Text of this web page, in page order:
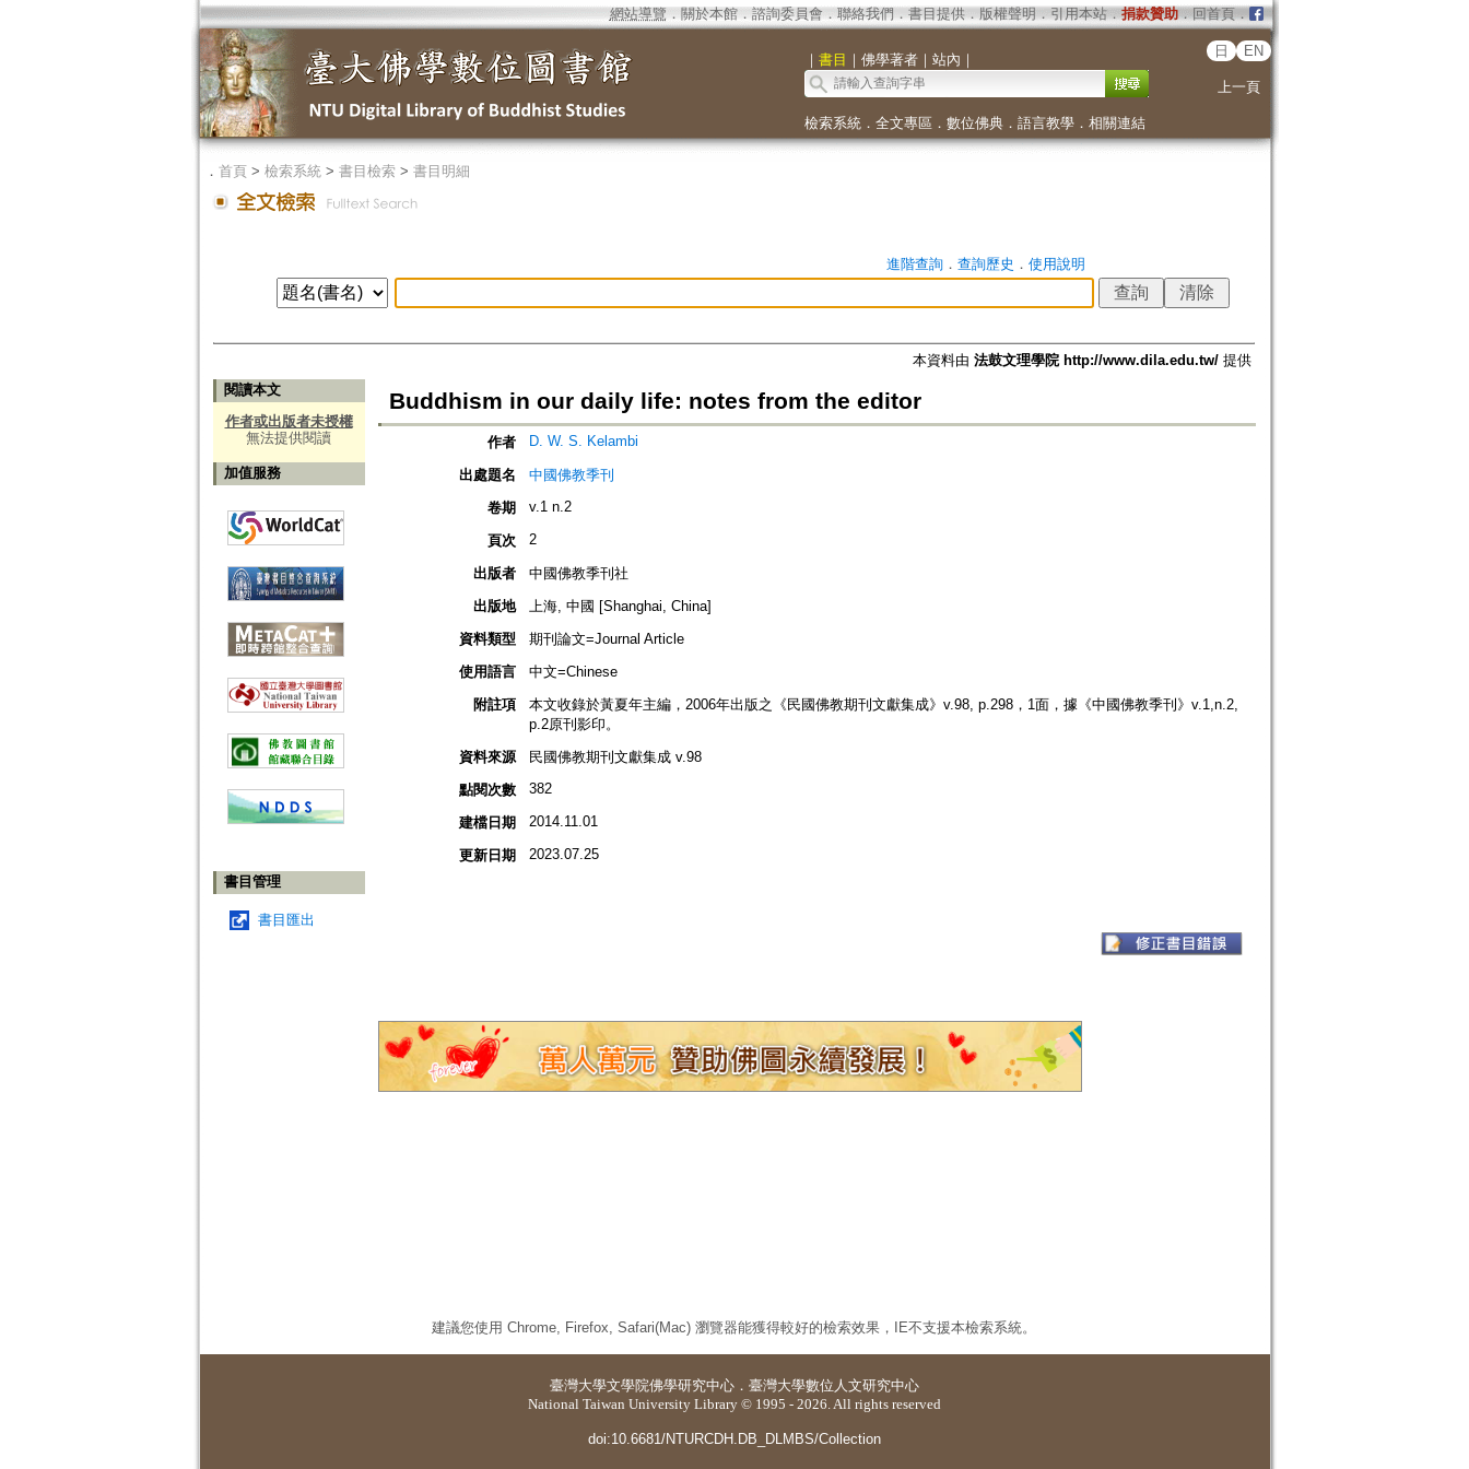
網站導覽 ． 關於本館． 諮詢委員會． 聯絡我們 ． 書目提供． 版權聲明 ． 引用本站． 捐款贊助．回首頁．
｜ 書目 ｜ 佛學著者｜ 站內 ｜
日 EN
上一頁
檢索系統． 全文專區 ． 數位佛典． 語言教學． 相關連結
． 首頁> 檢索系統> 書目檢索> 書目明細
進階查詢． 查詢歷史 ． 使用說明
本資料由 法鼓文理學院 http://www.dila.edu.tw/提供
閱讀本文
作者或出版者未授權
無法提供閱讀
加值服務
書目管理
書目匯出
Buddhism in our daily life: notes from the editor
作者 D. W. S. Kelambi
出處題名
中國佛教季刊
卷期
v.1 n.2
頁次 2
出版者
中國佛教季刊社
出版地
上海, 中國 [Shanghai, China]
資料類型
期刊論文=Journal Article
使用語言
中文=Chinese
附註項
本文收錄於黃夏年主編，2006年出版之《民國佛教期刊文獻集成》v.98, p.298，1面，據《中國佛教季刊》v.1,n.2,
p.2原刊影印。
資料來源
民國佛教期刊文獻集成 v.98
點閱次數
382
建檔日期 2014.11.01
更新日期 2023.07.25
建議您使用 Chrome, Firefox, Safari(Mac) 瀏覽器能獲得較好的檢索效果，IE不支援本檢索系統。
臺灣大學文學院佛學研究中心 ． 臺灣大學數位人文研究中心
National Taiwan University Library © 1995 - 2026. All rights reserved
doi:10.6681/NTURCDH.DB_DLMBS/Collection